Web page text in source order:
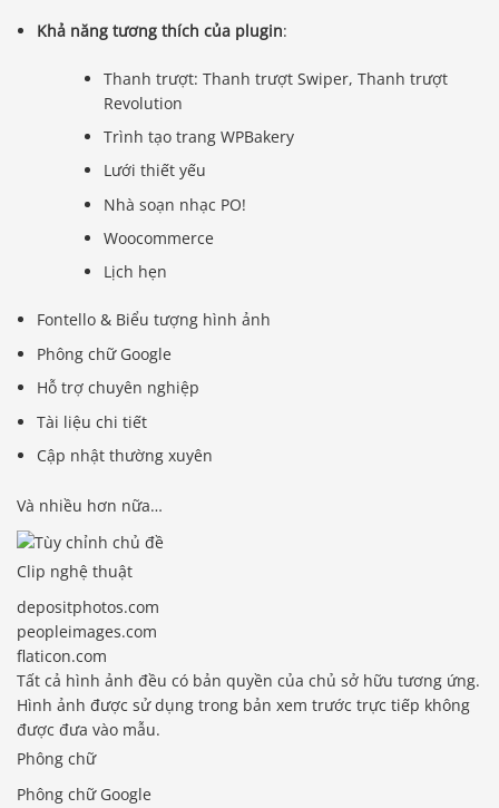
Khả năng tương thích của plugin:
Thanh trượt: Thanh trượt Swiper, Thanh trượt
Revolution
Trình tạo trang WPBakery
Lưới thiết yếu
Nhà soạn nhạc PO!
Woocommerce
Lịch hẹn
Fontello & Biểu tượng hình ảnh
Phông chữ Google
Hỗ trợ chuyên nghiệp
Tài liệu chi tiết
Cập nhật thường xuyên
Và nhiều hơn nữa…
Clip nghệ thuật
depositphotos.com
peopleimages.com
flaticon.com
Tất cả hình ảnh đều có bản quyền của chủ sở hữu tương ứng.
Hình ảnh được sử dụng trong bản xem trước trực tiếp không
được đưa vào mẫu.
Phông chữ
Phông chữ Google